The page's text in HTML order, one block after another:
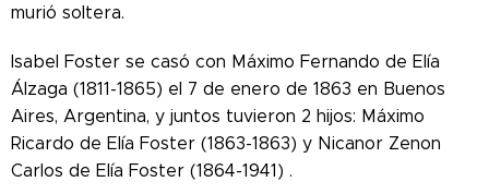
murió soltera.
Isabel Foster se casó con Máximo Fernando de Elía
Álzaga (1811-1865) el 7 de enero de 1863 en Buenos
Aires, Argentina, y juntos tuvieron 2 hijos: Máximo
Ricardo de Elía Foster (1863-1863) y Nicanor Zenon
Carlos de Elía Foster (1864-1941) .